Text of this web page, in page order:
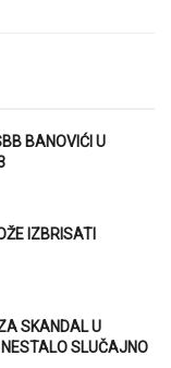
BANOVIĆI U
IZBRISATI
SKANDAL U
SLUČAJNO